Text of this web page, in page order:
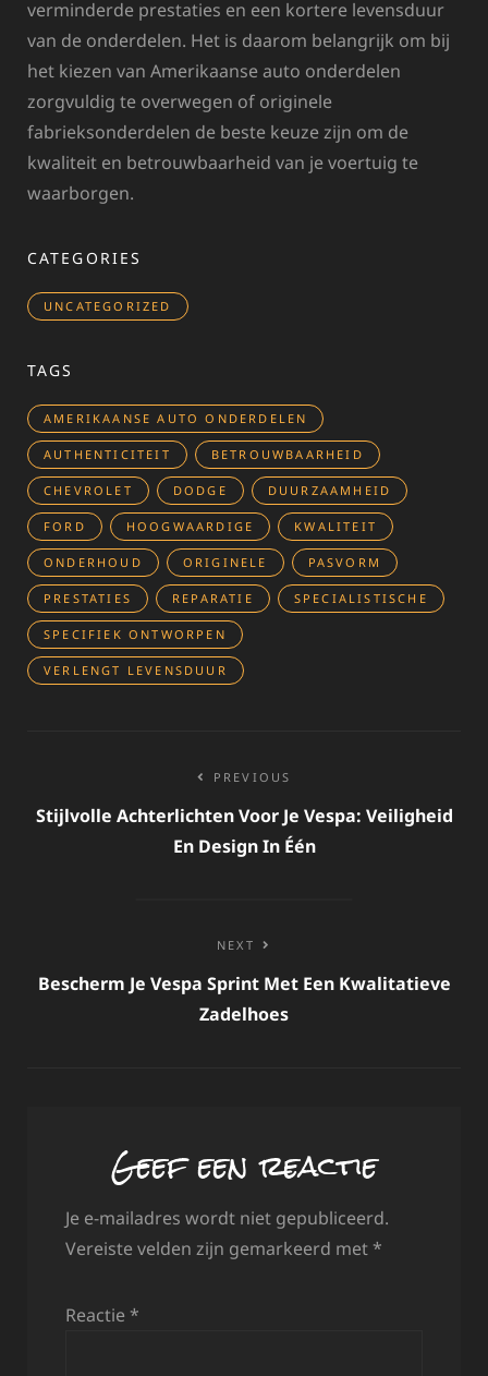
verminderde prestaties en een kortere levensduur
van de onderdelen. Het is daarom belangrijk om bij
het kiezen van Amerikaanse auto onderdelen
zorgvuldig te overwegen of originele
fabrieksonderdelen de beste keuze zijn om de
kwaliteit en betrouwbaarheid van je voertuig te
waarborgen.
CATEGORIES
UNCATEGORIZED
TAGS
AMERIKAANSE AUTO ONDERDELEN
AUTHENTICITEIT BETROUWBAARHEID
CHEVROLET DODGE DUURZAAMHEID
FORD HOOGWAARDIGE KWALITEIT
ONDERHOUD ORIGINELE PASVORM
PRESTATIES REPARATIE SPECIALISTISCHE
SPECIFIEK ONTWORPEN
VERLENGT LEVENSDUUR
navigatie
PREVIOUS
Stijlvolle Achterlichten Voor Je Vespa: Veiligheid
En Design In Één
NEXT
Bescherm Je Vespa Sprint Met Een Kwalitatieve
Zadelhoes
Geef een reactie
Je e-mailadres wordt niet gepubliceerd.
Vereiste velden zijn gemarkeerd met *
Reactie *